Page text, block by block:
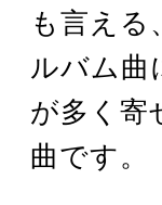
も言える
ルバム曲
が多く寄
曲です。